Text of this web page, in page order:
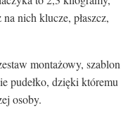
nich klucze, płaszcz,
montażowy, szablon
pudełko, dzięki któremu
osoby.